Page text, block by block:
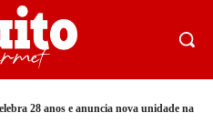
28 anos e anuncia nova unidade na